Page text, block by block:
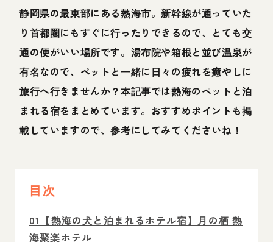
静岡県の最東部にある熱海市。新幹線が通っていた
り首都圏にもすぐに行ったりできるので、とても交
通の便がいい場所です。湯布院や箱根と並び温泉が
有名なので、ペットと一緒に日々の疲れを癒やしに
旅行へ行きませんか？本記事では熱海のペットと泊
まれる宿をまとめています。おすすめポイントも掲
載していますので、参考にしてみてくださいね！
目次
01【熱海の犬と泊まれるホテル宿】月の栖 熱
海聚楽ホテル